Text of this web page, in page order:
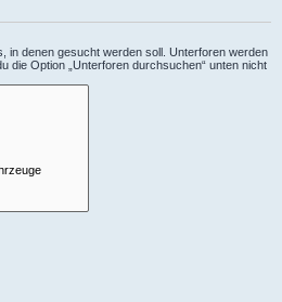
in denen gesucht werden soll. Unterforen werden
die Option „Unterforen durchsuchen“ unten nicht